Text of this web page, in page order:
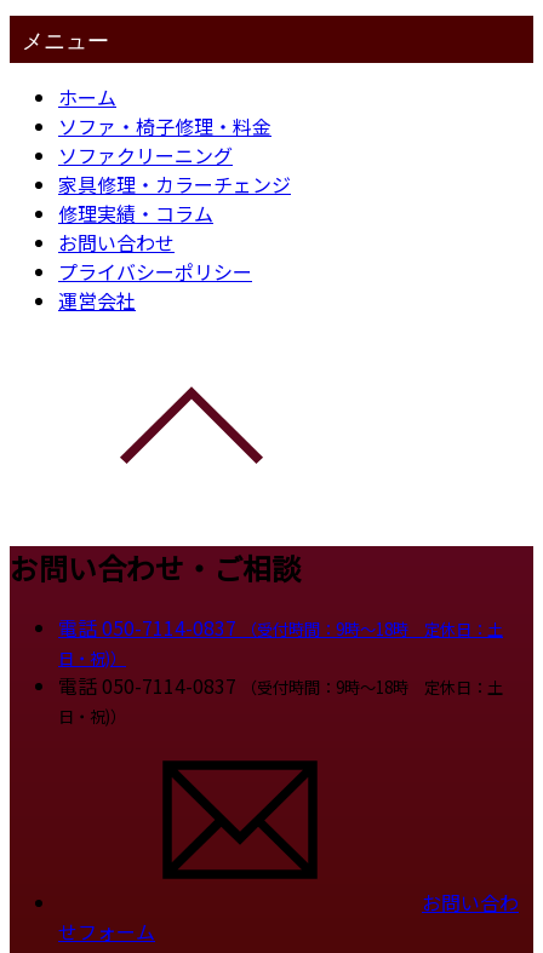
メニュー
ホーム
ソファ・椅子修理・料金
ソファクリーニング
家具修理・カラーチェンジ
修理実績・コラム
お問い合わせ
プライバシーポリシー
運営会社
お問い合わせ・ご相談
電話050-7114-0837
（受付時間：9時～18時 定休日：土
日・祝)）
電話050-7114-0837
（受付時間：9時～18時 定休日：土
日・祝)）
お問い合わ
せフォーム